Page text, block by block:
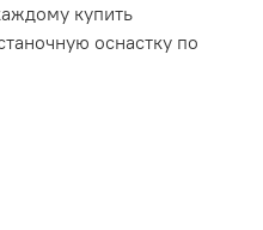
купить
оснастку по